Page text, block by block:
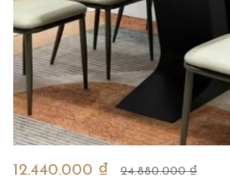
12.440.000 ₫ 24.880.000 ₫